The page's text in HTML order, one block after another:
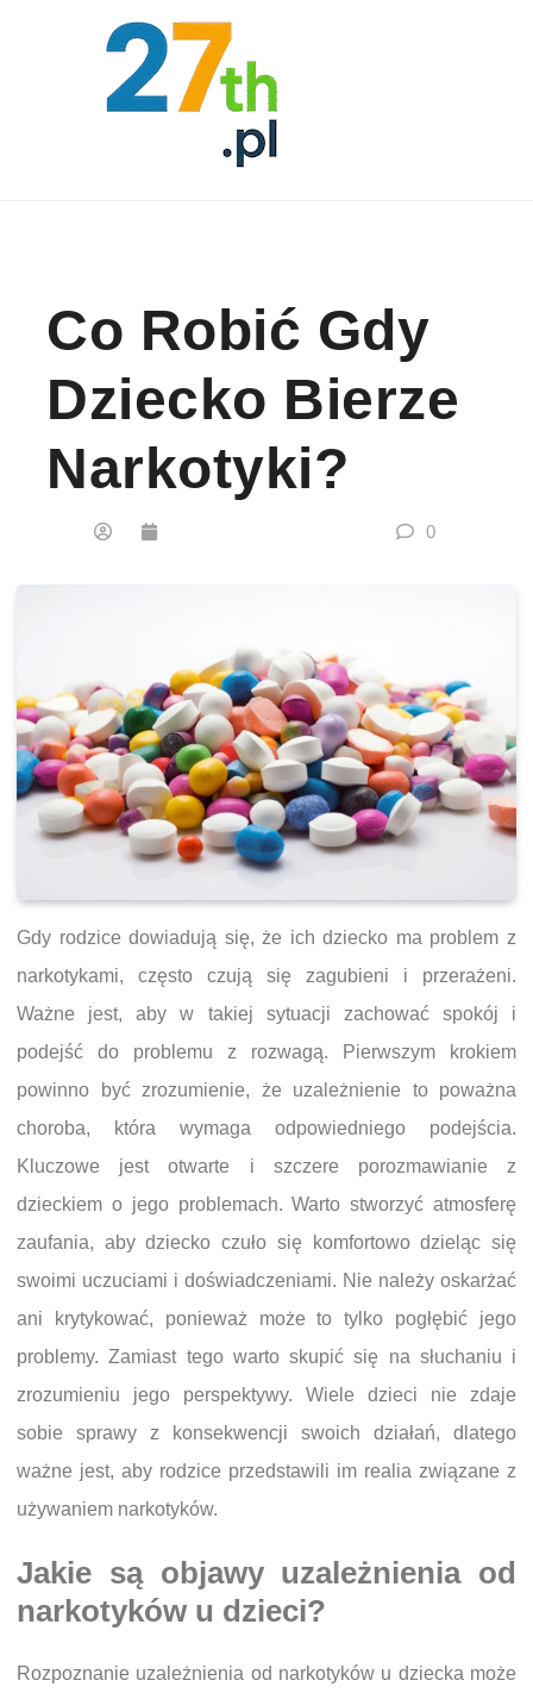
Co Robić Gdy
Dziecko Bierze
Narkotyki?
0
Gdy rodzice dowiadują się, że ich dziecko ma problem z
narkotykami, często czują się zagubieni i przerażeni.
Ważne jest, aby w takiej sytuacji zachować spokój i
podejść do problemu z rozwagą. Pierwszym krokiem
powinno być zrozumienie, że uzależnienie to poważna
choroba, która wymaga odpowiedniego podejścia.
Kluczowe jest otwarte i szczere porozmawianie z
dzieckiem o jego problemach. Warto stworzyć atmosferę
zaufania, aby dziecko czuło się komfortowo dzieląc się
swoimi uczuciami i doświadczeniami. Nie należy oskarżać
ani krytykować, ponieważ może to tylko pogłębić jego
problemy. Zamiast tego warto skupić się na słuchaniu i
zrozumieniu jego perspektywy. Wiele dzieci nie zdaje
sobie sprawy z konsekwencji swoich działań, dlatego
ważne jest, aby rodzice przedstawili im realia związane z
używaniem narkotyków.
Jakie są objawy uzależnienia od
narkotyków u dzieci?
Rozpoznanie uzależnienia od narkotyków u dziecka może